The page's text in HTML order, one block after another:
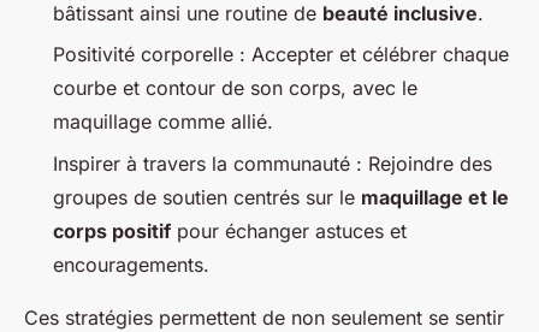
bâtissant ainsi une routine de beauté inclusive.
Positivité corporelle : Accepter et célébrer chaque
courbe et contour de son corps, avec le
maquillage comme allié.
Inspirer à travers la communauté : Rejoindre des
groupes de soutien centrés sur le maquillage et le
corps positif pour échanger astuces et
encouragements.
Ces stratégies permettent de non seulement se sentir